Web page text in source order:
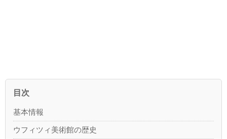
目次
基本情報
ウフィツィ美術館の歴史